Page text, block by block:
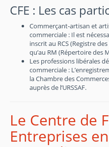
CFE : Les cas
Commerçant-artisan et
commerciale : Il est
inscrit au RCS (Registre
qu’au RM (Répertoire des
Les professions libérales
commerciale :
la Chambre des
auprès de l’URSSAF.
Le Centre de
Entreprises